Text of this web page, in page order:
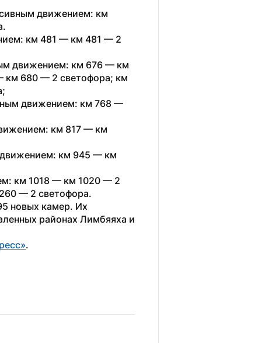
движением: км
км 481 — км 481 — 2
движением: км 676 — км
км 680 — 2 светофора; км
движением: км 768 —
км 817 — км
км 945 — км
км 1018 — км 1020 — 2
— 2 светофора.
новых камер. Их
районах Лимбяяха и
.